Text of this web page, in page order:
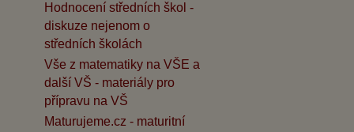
Hodnocení středních škol -
diskuze nejenom o
středních školách
Vše z matematiky na VŠE a
další VŠ - materiály pro
přípravu na VŠ
Maturujeme.cz - maturitní